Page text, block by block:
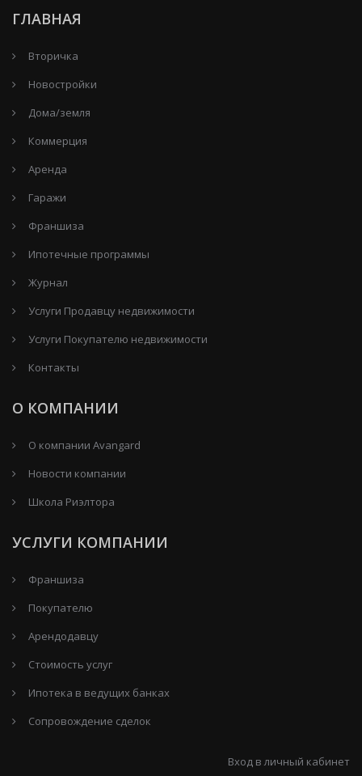
ГЛАВНАЯ
Вторичка
Новостройки
Дома/земля
Коммерция
Аренда
Гаражи
Франшиза
Ипотечные программы
Журнал
Услуги Продавцу недвижимости
Услуги Покупателю недвижимости
Контакты
О КОМПАНИИ
О компании Avangard
Новости компании
Школа Риэлтора
УСЛУГИ КОМПАНИИ
Франшиза
Покупателю
Арендодавцу
Стоимость услуг
Ипотека в ведущих банках
Сопровождение сделок
Вход в личный кабинет